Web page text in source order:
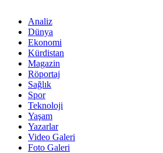
Analiz
Dünya
Ekonomi
Kürdistan
Magazin
Röportaj
Sağlık
Spor
Teknoloji
Yaşam
Yazarlar
Video Galeri
Foto Galeri